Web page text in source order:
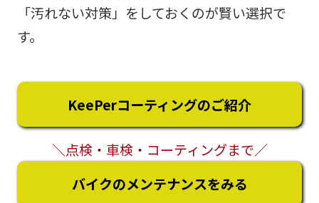
「汚れない対策」をしておくのが賢い選択で
す。
KeePerコーティングのご紹介
＼点検・車検・コーティングまで／
バイクのメンテナンスをみる